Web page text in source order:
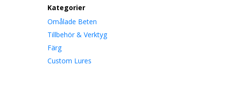
Kategorier
Omålade Beten
Tillbehör & Verktyg
Färg
Custom Lures